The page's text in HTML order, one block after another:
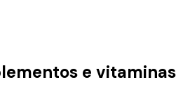
e vitaminas